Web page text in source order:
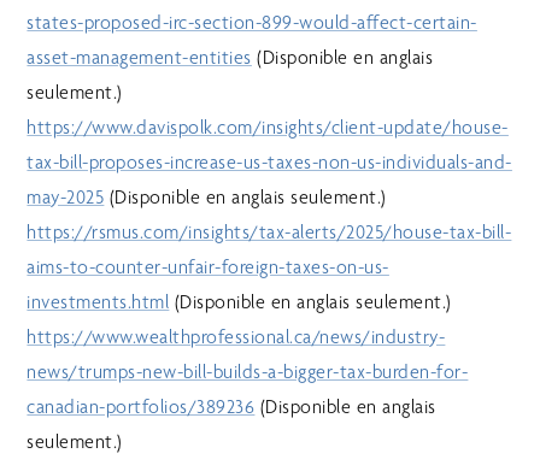
states-proposed-irc-section-899-would-affect-certain-
asset-management-entities (Disponible en anglais
seulement.)
https://www.davispolk.com/insights/client-update/house-
tax-bill-proposes-increase-us-taxes-non-us-individuals-and-
may-2025 (Disponible en anglais seulement.)
https://rsmus.com/insights/tax-alerts/2025/house-tax-bill-
aims-to-counter-unfair-foreign-taxes-on-us-
investments.html (Disponible en anglais seulement.)
https://www.wealthprofessional.ca/news/industry-
news/trumps-new-bill-builds-a-bigger-tax-burden-for-
canadian-portfolios/389236 (Disponible en anglais
seulement.)